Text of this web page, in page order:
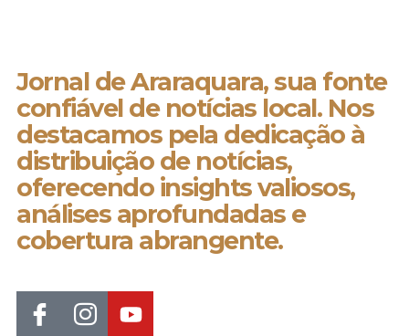
Jornal de Araraquara, sua fonte
confiável de notícias local. Nos
destacamos pela dedicação à
distribuição de notícias,
oferecendo insights valiosos,
análises aprofundadas e
cobertura abrangente.